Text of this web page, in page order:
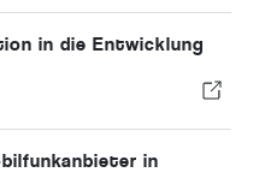
in die Entwicklung
in